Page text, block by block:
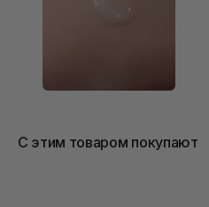
додатково
С этим товаром покупают